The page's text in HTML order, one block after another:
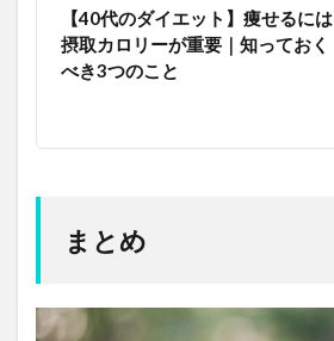
【40代のダイエット】痩せるには
摂取カロリーが重要｜知っておく
べき3つのこと
まとめ